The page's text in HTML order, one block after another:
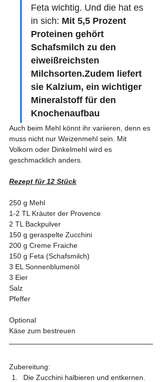
Feta wichtig. Und die hat es
in sich: Mit 5,5 Prozent
Proteinen gehört
Schafsmilch zu den
eiweißreichsten
Milchsorten.Zudem liefert
sie Kalzium, ein wichtiger
Mineralstoff für den
Knochenaufbau
Auch beim Mehl könnt ihr variieren, denn es
muss nicht nur Weizenmehl sein. Mit
Volkorn oder Dinkelmehl wird es
geschmacklich anders.
Rezept für 12 Stück
250 g Mehl
1-2 TL Kräuter der Provence
2 TL Backpulver
150 g geraspelte Zucchini
200 g Creme Fraiche
150 g Feta (Schafsmilch)
3 EL Sonnenblumenöl
3 Eier
Salz
Pfeffer
Optional
Käse zum bestreuen
Zubereitung:
Die Zucchini halbieren und entkernen.